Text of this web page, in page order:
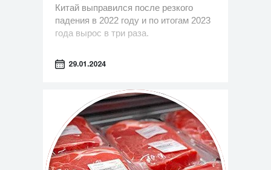
Китай выправился после резкого
падения в 2022 году и по итогам 2023
года вырос в три раза.
29.01.2024